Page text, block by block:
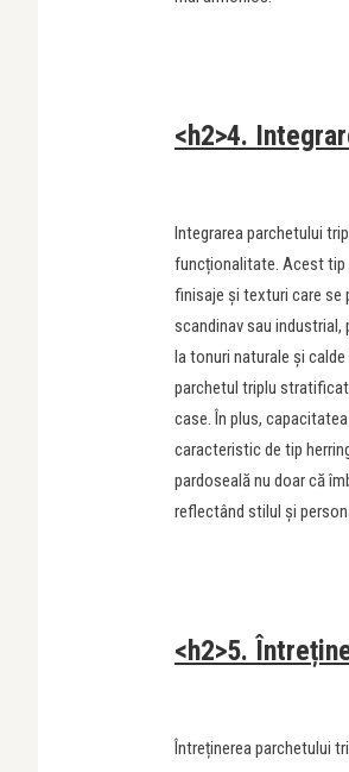
<h2>4.
Integrarea parchetului
funcționalitate. Acest tip
finisaje și texturi care se
scandinav sau
la tonuri naturale și
parchetul triplu
case. În plus,
caracteristic de tip
pardoseală nu doar că
reflectând stilul și
<h2>5.
Întreținerea parchetului